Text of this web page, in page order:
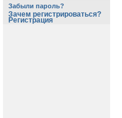
Забыли пароль?
Зачем регистрироваться?
Регистрация